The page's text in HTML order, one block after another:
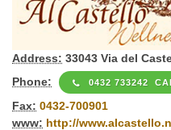
Address: 33043 Via del
Phone:
0432 733242
Fax: 0432-700901
www: http://